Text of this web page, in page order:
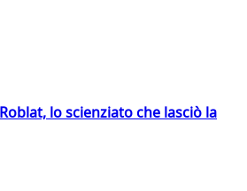
lo scienziato che lasciò la